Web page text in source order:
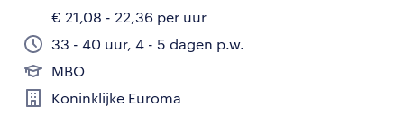
€ 21,08 - 22,36 per uur
33 - 40 uur, 4 - 5 dagen p.w.
MBO
Koninklijke Euroma